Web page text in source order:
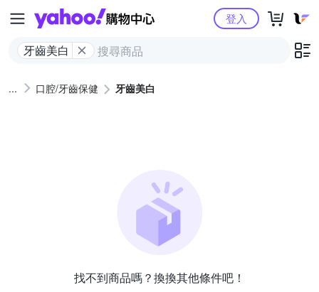
Yahoo購物中心
牙齒美白
登入
口腔/牙齒保健 牙齒美白
找不到商品嗎？換換其他條件吧！